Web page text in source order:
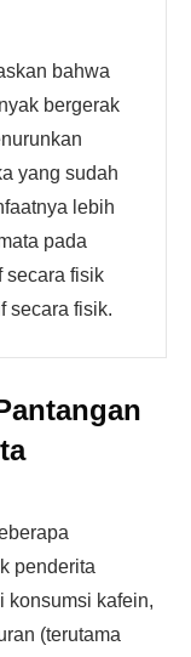
bahwa
bergerak
yang sudah
lebih
pada
secara fisik
secara fisik.
penderita
konsumsi kafein,
(terutama